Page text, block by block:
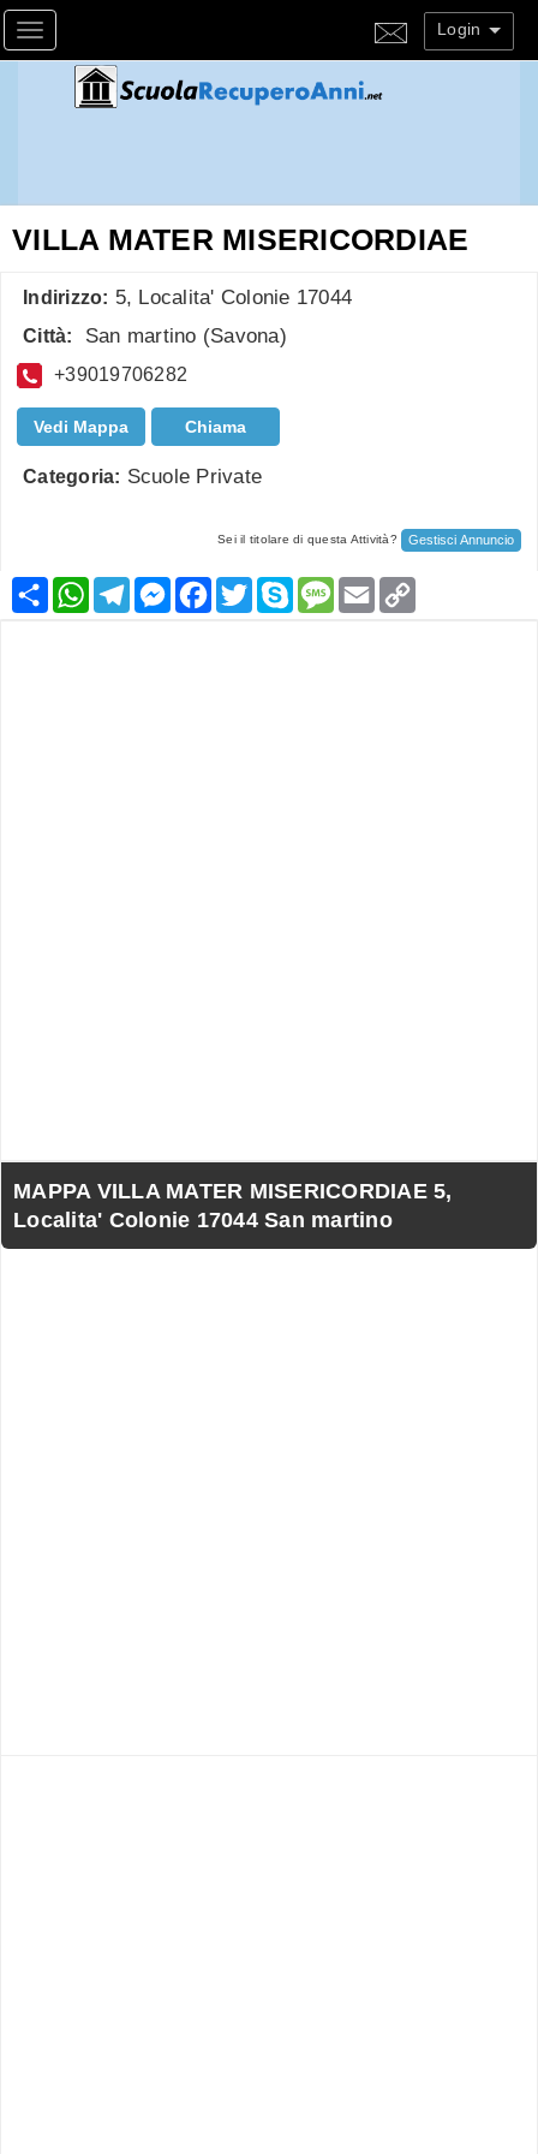
Toggle navigation Login
VILLA MATER MISERICORDIAE
Indirizzo: 5, Localita' Colonie 17044
Città: San martino (Savona)
+39019706282
Vedi Mappa Chiama
Categoria: Scuole Private
Sei il titolare di questa Attività? Gestisci Annuncio
CondividiWhatsApp
TelegramMessenger
Facebook
TwitterSkypeMessage
Email
MAPPA VILLA MATER MISERICORDIAE 5,
Localita' Colonie 17044 San martino